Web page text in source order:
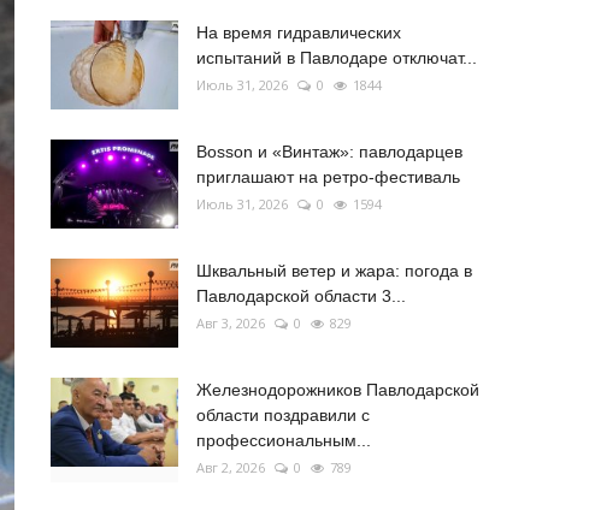
На время гидравлических
испытаний в Павлодаре отключат...
Июль 31, 2026 0 1844
Bosson и «Винтаж»: павлодарцев
приглашают на ретро-фестиваль
Июль 31, 2026 0 1594
Шквальный ветер и жара: погода в
Павлодарской области 3...
Авг 3, 2026 0 829
Железнодорожников Павлодарской
области поздравили с
профессиональным...
Авг 2, 2026 0 789